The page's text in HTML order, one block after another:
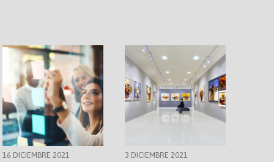
16 DICIEMBRE 2021 3 DICIEMBRE 2021